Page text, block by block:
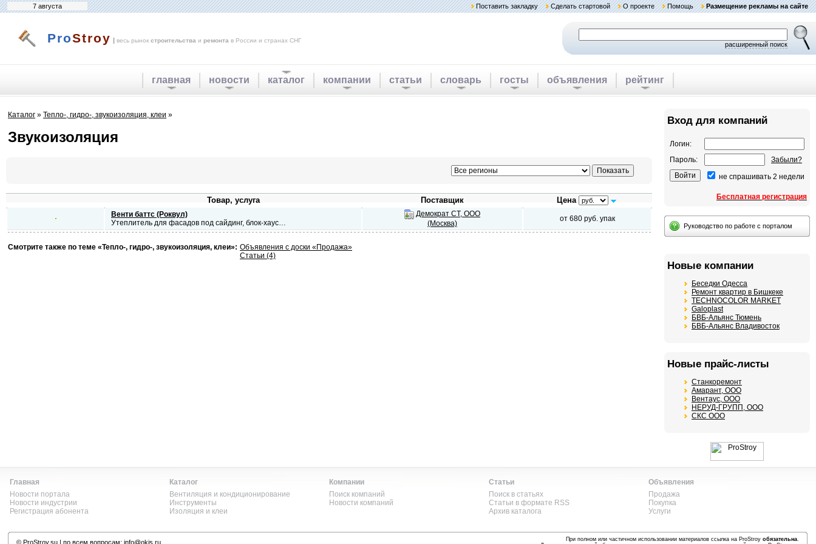
7 августа Поставить закладку Сделать стартовой О проекте Помощь Размещение рекламы на сайте
ProStroy | весь рынок строительства и ремонта в России и странах СНГ
расширенный поиск
главная новости каталог компании статьи словарь госты объявления рейтинг
Каталог » Тепло-, гидро-, звукоизоляция, клеи »
Звукоизоляция
Товар, услуга Поставщик Цена
Венти баттс (Роквул)
Утеплитель для фасадов под сайдинг, блок-хаус…
Демократ СТ, ООО
(Москва)
от 680 руб. упак
Смотрите также по теме «Тепло-, гидро-, звукоизоляция, клеи»: Объявления с доски «Продажа»
Статьи (4)
Вход для компаний
Логин:
Пароль:
Забыли?
не спрашивать 2 недели
Бесплатная регистрация
Руководство по работе с порталом
Новые компании
Беседки Одесса
Ремонт квартир в Бишкеке
TECHNOCOLOR MARKET
Galoplast
БВБ-Альянс Тюмень
БВБ-Альянс Владивосток
Новые прайс-листы
Станкоремонт
Амарант, ООО
Вентаус, ООО
НЕРУД-ГРУПП, ООО
СКС ООО
Главная
Новости портала
Новости индустрии
Регистрация абонента
Каталог
Вентиляция и кондиционирование
Инструменты
Изоляция и клеи
Компании
Поиск компаний
Новости компаний
Статьи
Поиск в статьях
Статьи в формате RSS
Архив каталога
Объявления
Продажа
Покупка
Услуги
©ProStroy.su | по всем вопросам:info@okis.ru При полном или частичном использовании материалов ссылка на ProStroyобязательна.